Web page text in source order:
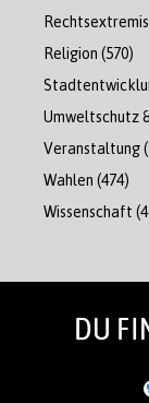
Religion (570)
Umweltschutz
Veranstaltung
Wahlen (474)
Wissenschaft
DU